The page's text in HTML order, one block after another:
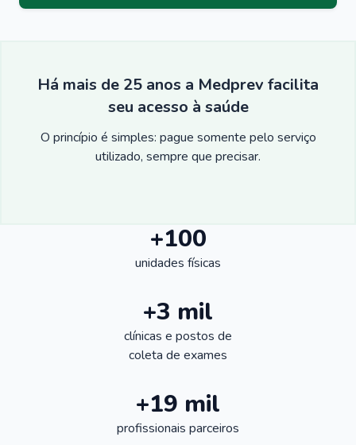
Há mais de 25 anos a Medprev facilita
seu acesso à saúde
O princípio é simples: pague somente pelo serviço
utilizado, sempre que precisar.
+100
unidades físicas
+3 mil
clínicas e postos de
coleta de exames
+19 mil
profissionais parceiros